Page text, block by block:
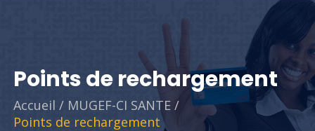
Points de rechargement
Accueil / MUGEF-CI SANTE /
Points de rechargement